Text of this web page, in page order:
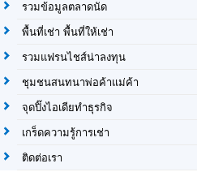
รวมข้อมูลตลาดนัด
พื้นที่เช่า พื้นที่ให้เช่า
รวมแฟรนไชส์น่าลงทุน
ชุมชนสนทนาพ่อค้าแม่ค้า
จุดปิ๊งไอเดียทำธุรกิจ
เกร็ดความรู้การเช่า
ติดต่อเรา